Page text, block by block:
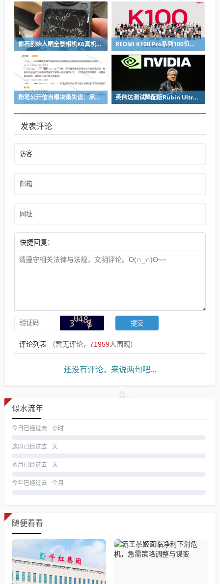
影石创始人晒全景相机X6真机：硬扛一颗子弹没穿透 REDMI K100 Pro系列100位工程师代表亮相：设计、工程K90原班人马操刀
粉笔公开信自曝决策失误：承认鸡贼 蹭热度 舍不得成本想多收钱 英伟达测试降配版Rubin Ultra GPU：HBM短缺下芯片厂商如何破局
发表评论
快捷回复：
评论列表 （暂无评论， 71959人围观）
还没有评论，来说两句吧...
似水流年
今日已经过去 小时
这周已经过去 天
本月已经过去 天
今年已经过去 个月
随便看看